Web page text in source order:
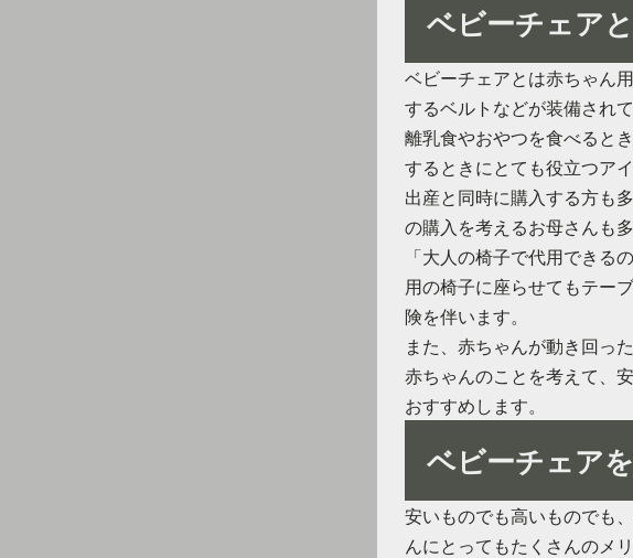
ベビーチェア
ベビーチェアとは赤ちゃん
するベルトなどが装備されて
離乳食やおやつを食べると
するときにとても役立つアイ
出産と同時に購入する方も
の購入を考えるお母さんも多
「大人の椅子で代用でき
用の椅子に座らせてもテー
険を伴います。
また、赤ちゃんが動き回っ
赤ちゃんのことを考えて、
おすすめします。
ベビーチェア
安いものでも高いものでも
んにとってもたくさんのメ